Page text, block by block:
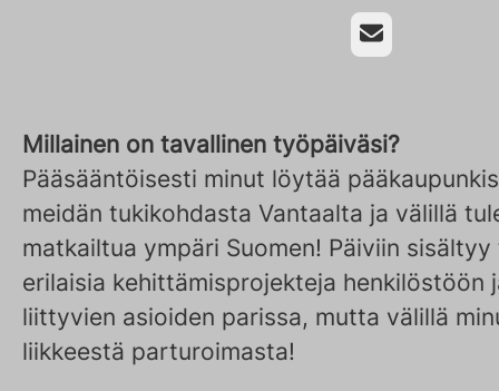
Sähköposti
Millainen on tavallinen työpäiväsi?
Pääsääntöisesti minut löytää
meidän tukikohdasta Vantaalta ja välillä
matkailtua ympäri Suomen! Päiviin
erilaisia kehittämisprojekteja henkilöstöön
liittyvien asioiden parissa, mutta välillä
liikkeestä parturoimasta!